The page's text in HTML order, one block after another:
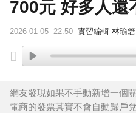
700元 好多人還
2026-01-05 22:50 實習編輯 林瑜䇹
網友發現如果不手動新增一個
電商的發票其實不會自動歸戶